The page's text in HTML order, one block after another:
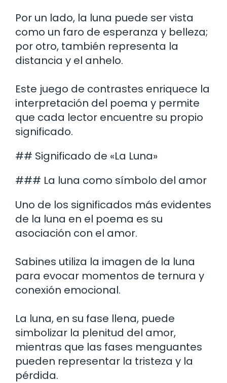
Por un lado, la luna puede ser vista
como un faro de esperanza y belleza;
por otro, también representa la
distancia y el anhelo.
Este juego de contrastes enriquece la
interpretación del poema y permite
que cada lector encuentre su propio
significado.
## Significado de «La Luna»
### La luna como símbolo del amor
Uno de los significados más evidentes
de la luna en el poema es su
asociación con el amor.
Sabines utiliza la imagen de la luna
para evocar momentos de ternura y
conexión emocional.
La luna, en su fase llena, puede
simbolizar la plenitud del amor,
mientras que las fases menguantes
pueden representar la tristeza y la
pérdida.